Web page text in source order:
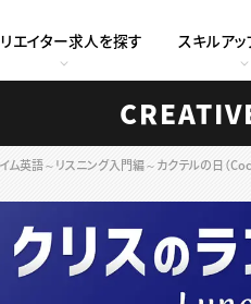
エイター求人を探す スキルアッ
ム英語～リスニング入門編～カクテルの日（